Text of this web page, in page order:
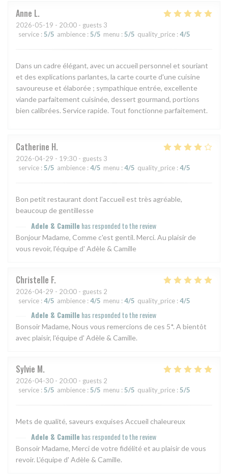
Anne L
2026-05-19 - 20:00 - guests 3
service : 5/5 ambience : 5/5 menu : 5/5 quality_price : 4/5
Dans un cadre élégant, avec un accueil personnel et souriant
et des explications parlantes, la carte courte d'une cuisine
savoureuse et élaborée ; sympathique entrée, excellente
viande parfaitement cuisinée, dessert gourmand, portions
bien calibrées. Service rapide. Tout fonctionne parfaitement.
Catherine H
2026-04-29 - 19:30 - guests 3
service : 5/5 ambience : 4/5 menu : 4/5 quality_price : 4/5
Bon petit restaurant dont l'accueil est très agréable,
beaucoup de gentillesse
Adele & Camillehas responded to the review
Bonjour Madame, Comme c'est gentil. Merci. Au plaisir de
vous revoir, l'équipe d' Adèle & Camille
Christelle F
2026-04-29 - 20:00 - guests 2
service : 4/5 ambience : 4/5 menu : 4/5 quality_price : 4/5
Adele & Camillehas responded to the review
Bonsoir Madame, Nous vous remercions de ces 5*. A bientôt
avec plaisir, l'équipe d' Adèle & Camille.
Sylvie M
2026-04-30 - 20:00 - guests 2
service : 5/5 ambience : 5/5 menu : 5/5 quality_price : 5/5
Mets de qualité, saveurs exquises Accueil chaleureux
Adele & Camillehas responded to the review
Bonsoir Madame, Merci de votre fidélité et au plaisir de vous
revoir. L'équipe d' Adèle & Camille.